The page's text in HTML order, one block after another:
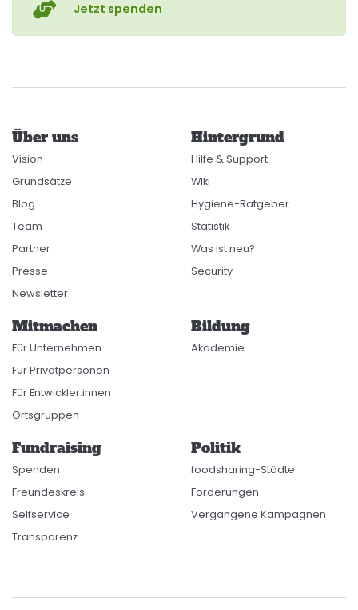
Jetzt spenden
Über uns
Vision
Grundsätze
Blog
Team
Partner
Presse
Newsletter
Hintergrund
Hilfe & Support
Wiki
Hygiene-Ratgeber
Statistik
Was ist neu?
Security
Mitmachen
Für Unternehmen
Für Privatpersonen
Für Entwickler:innen
Ortsgruppen
Bildung
Akademie
Fundraising
Spenden
Freundeskreis
Selfservice
Transparenz
Politik
foodsharing-Städte
Forderungen
Vergangene Kampagnen